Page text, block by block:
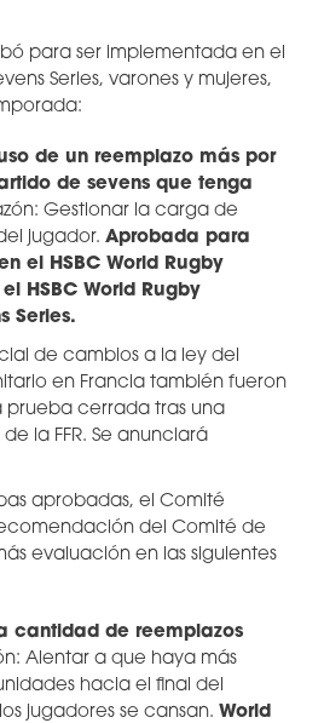
para ser implementada en el
Series, varones y mujeres,
de un reemplazo más por
de sevens que tenga
Gestionar la carga de
jugador. Aprobada para
el HSBC World Rugby
HSBC World Rugby
Series.
de cambios a la ley del
en Francia también fueron
cerrada tras una
la FFR. Se anunciará
aprobadas, el Comité
del Comité de
evaluación en las siguientes
cantidad de reemplazos
Alentar a que haya más
hacia el final del
jugadores se cansan. World